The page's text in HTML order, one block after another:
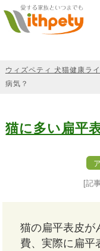
ウィズペティ 犬猫健康ラ
病気？
猫に多い扁平
[記
猫の扁平表皮が
費、実際に扁平